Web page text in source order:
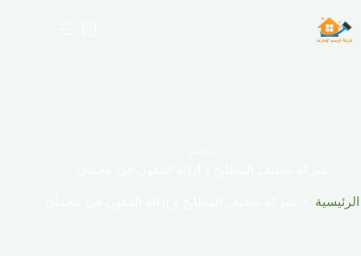
إلى
المحتوى
الرئيسية